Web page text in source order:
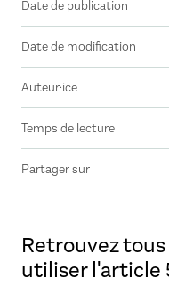
Date de publication
Date de modification
Auteur·ice
Temps de lecture
Partager sur
Retrouvez
utiliser l'article